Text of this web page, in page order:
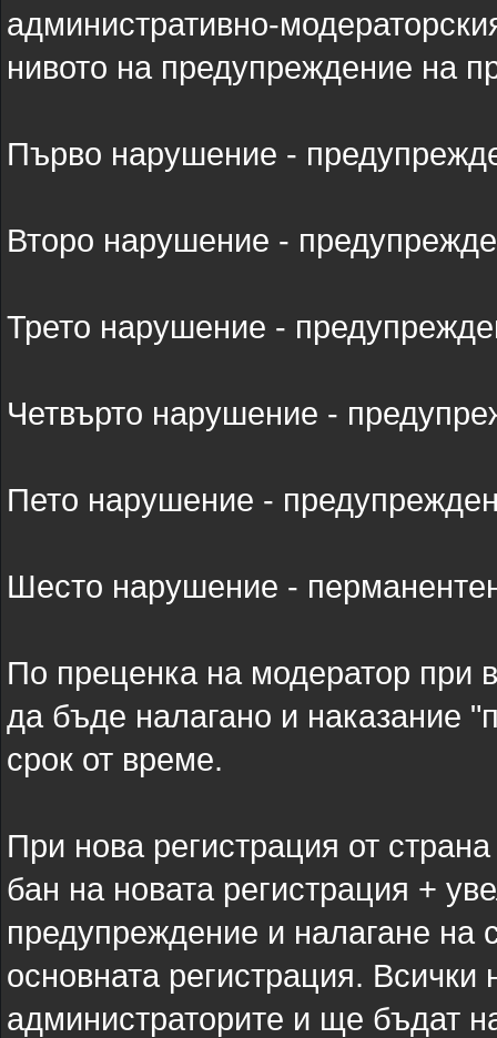
административно-
нивото на предупреждение на
Първо нарушение -
Второ нарушение -
Трето нарушение -
Четвърто нарушение -
Пето нарушение -
Шесто нарушение -
По преценка на модератор при
да бъде налагано и наказание
срок от време.
При нова регистрация от
бан на новата регистрация +
предупреждение и налагане на
основната регистрация.
администраторите и ще бъдат